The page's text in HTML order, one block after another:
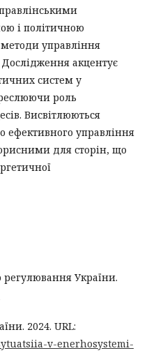
і політичною
методи управління
акцентує
систем у
роль
Висвітлюються
ефективного управління
для сторін, що
регулювання України.
2024. URL:
v-enerhosystemi-